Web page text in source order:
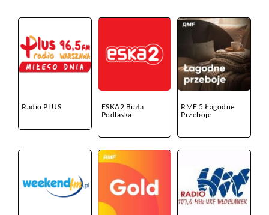
Radio PLUS
ESKA2 Biała
Podlaska
RMF 5 Łagodne
Przeboje